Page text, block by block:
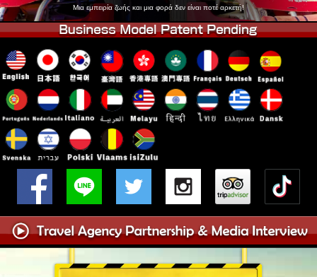
Μια εμπειρία ζωής και μια φορά δεν είναι ποτέ αρκετή!